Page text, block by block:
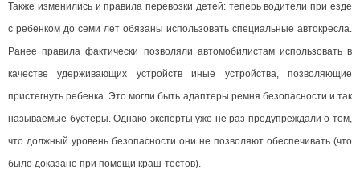
Также изменились и правила перевозки детей: теперь водители при езде
с ребенком до семи лет обязаны использовать специальные автокресла.
Ранее правила фактически позволяли автомобилистам использовать в
качестве удерживающих устройств иные устройства, позволяющие
пристегнуть ребенка. Это могли быть адаптеры ремня безопасности и так
называемые бустеры. Однако эксперты уже не раз предупреждали о том,
что должный уровень безопасности они не позволяют обеспечивать (что
было доказано при помощи краш-тестов).